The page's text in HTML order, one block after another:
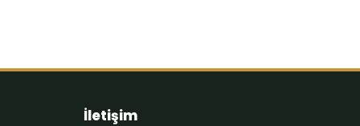
İletişim